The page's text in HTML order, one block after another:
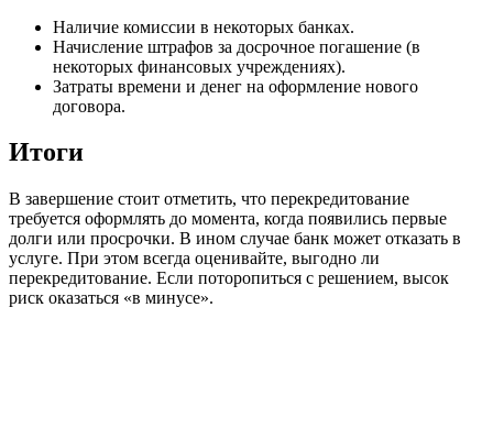
Наличие комиссии в некоторых банках.
Начисление штрафов за досрочное погашение (в
некоторых финансовых учреждениях).
Затраты времени и денег на оформление нового
договора.
Итоги
В завершение стоит отметить, что перекредитование
требуется оформлять до момента, когда появились первые
долги или просрочки. В ином случае банк может отказать в
услуге. При этом всегда оценивайте, выгодно ли
перекредитование. Если поторопиться с решением, высок
риск оказаться «в минусе».